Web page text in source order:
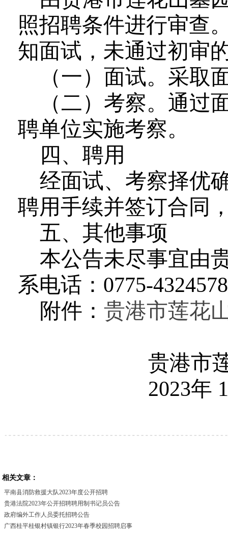
照招聘条件进行审查
知面试，未通过初审
（一）面试。采取
（二） 考察。通过
聘单位实施考察。
四 、聘用
经面试、考察择优
聘用手续并签订合同
五、其他事项
本公告未尽事宜由
系电话： 0775-4324578
附件： 贵港市莲花
贵港市
2023年
相关文章：
平南县消防救援大队2023年度公开招聘
贵港法院2023年公开招聘聘用制书记员公告
政府编外工作人员委托招聘公告
广西桂平桂银村镇银行2023年春季校园招聘启事